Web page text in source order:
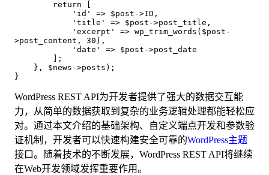
        return [
            'id' => $post->ID,
            'title' => $post->post_title,
>post_content, 30),
            'date' => $post->post_date
        ];
    }, $news->posts);
}
WordPress REST API为开发者提供了强大的数据交互能
力，从简单的数据获取到复杂的业务逻辑处理都能轻松应
对。通过本文介绍的基础架构、自定义端点开发和参数验
证机制，开发者可以快速构建安全可靠的WordPress主题
接口。随着技术的不断发展，WordPress REST API将继续
在Web开发领域发挥重要作用。